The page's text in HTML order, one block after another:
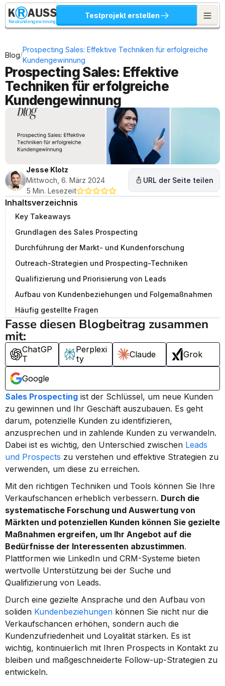
Neukundengewinnung
Testprojekt erstellen
Blog/
Prospecting Sales: Effektive Techniken für erfolgreiche
Kundengewinnung
Prospecting Sales: Effektive
Techniken für erfolgreiche
Kundengewinnung
Jesse Klotz
Mittwoch, 6. März 2024
5 Min. Lesezeit
URL der Seite teilen
Inhaltsverzeichnis
Key Takeaways
Grundlagen des Sales Prospecting
Durchführung der Markt- und Kundenforschung
Outreach-Strategien und Prospecting-Techniken
Qualifizierung und Priorisierung von Leads
Aufbau von Kundenbeziehungen und Folgemaßnahmen
Häufig gestellte Fragen
Fasse diesen Blogbeitrag zusammen
mit:
ChatGP
T
Perplexi
ty
Claude Grok
Google
Sales Prospecting ist der Schlüssel, um neue Kunden
zu gewinnen und Ihr Geschäft auszubauen. Es geht
darum, potenzielle Kunden zu identifizieren,
anzusprechen und in zahlende Kunden zu verwandeln.
Dabei ist es wichtig, den Unterschied zwischen Leads
und Prospects zu verstehen und effektive Strategien zu
verwenden, um diese zu erreichen.
Mit den richtigen Techniken und Tools können Sie Ihre
Verkaufschancen erheblich verbessern. Durch die
systematische Forschung und Auswertung von
Märkten und potenziellen Kunden können Sie gezielte
Maßnahmen ergreifen, um Ihr Angebot auf die
Bedürfnisse der Interessenten abzustimmen.
Plattformen wie LinkedIn und CRM-Systeme bieten
wertvolle Unterstützung bei der Suche und
Qualifizierung von Leads.
Durch eine gezielte Ansprache und den Aufbau von
soliden Kundenbeziehungen können Sie nicht nur die
Verkaufschancen erhöhen, sondern auch die
Kundenzufriedenheit und Loyalität stärken. Es ist
wichtig, kontinuierlich mit Ihren Prospects in Kontakt zu
bleiben und maßgeschneiderte Follow-up-Strategien zu
entwickeln.